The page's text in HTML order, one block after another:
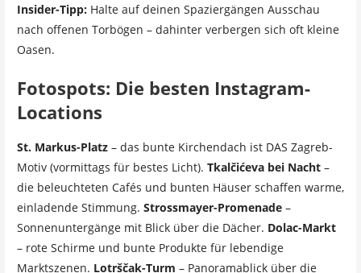
Insider-Tipp:Halte auf deinen Spaziergängen Ausschau
nach offenen Torbögen – dahinter verbergen sich oft kleine
Oasen.
Fotospots: Die besten Instagram-
Locations
St. Markus-Platz– das bunte Kirchendach ist DAS Zagreb-
Motiv (vormittags für bestes Licht). Tkalčićeva bei Nacht–
die beleuchteten Cafés und bunten Häuser schaffen warme,
einladende Stimmung. Strossmayer-Promenade–
Sonnenuntergänge mit Blick über die Dächer. Dolac-Markt
– rote Schirme und bunte Produkte für lebendige
Marktszenen. Lotrščak-Turm – Panoramablick über die